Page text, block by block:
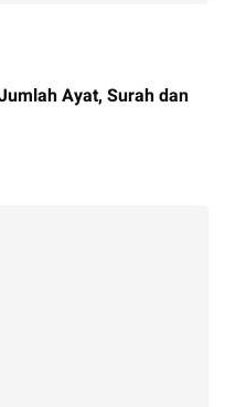
Ayat, Surah dan